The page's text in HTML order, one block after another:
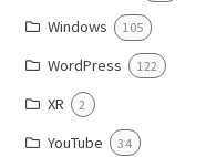
Windows 105
WordPress 122
XR 2
YouTube 34